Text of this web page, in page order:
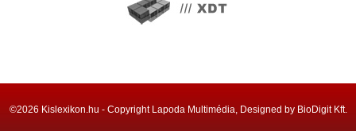
©2026 Kislexikon.hu - Copyright Lapoda Multimédia, Designed by BioDigit Kft.